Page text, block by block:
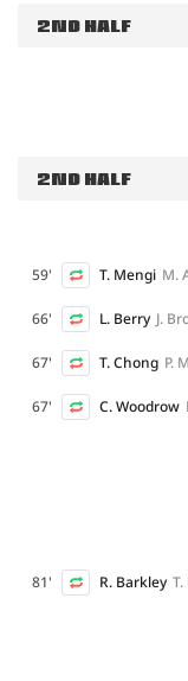
2ND HALF
2ND HALF
59' T. Mengi M.
66' L. Berry J.
67' T. Chong P.
67' C. Woodrow
81' R. Barkley